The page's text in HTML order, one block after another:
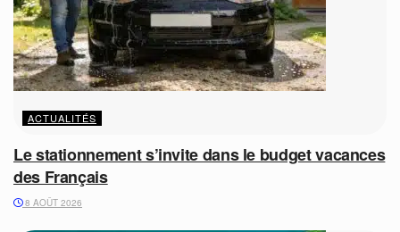
ACTUALITÉS
Le stationnement s’invite dans le budget vacances
des Français
8 AOÛT 2026